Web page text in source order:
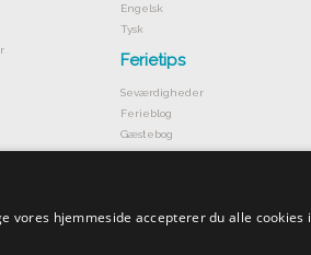
Engelsk
Tysk
Ferietips
Seværdigheder
Ferieblog
Gæstebog
vores hjemmeside accepterer du alle cookies i